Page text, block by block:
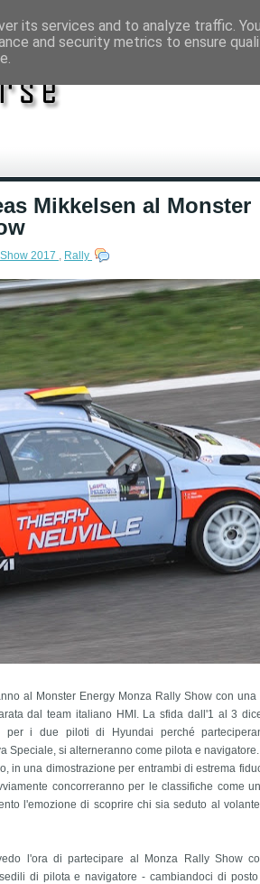
Mikkelsen al Monster
2017 , Rally
al Monster Energy Monza Rally Show con una
dal team italiano HMI. La sfida dall'1 al 3
per i due piloti di Hyundai perché
Speciale, si alterneranno come pilota e
in una dimostrazione per entrambi di estrema
concorreranno per le classifiche come
l'emozione di scoprire chi sia seduto al
l'ora di partecipare al Monza Rally Show
di pilota e navigatore - cambiandoci di
its services and to analyze traffic.
and security metrics to ensure